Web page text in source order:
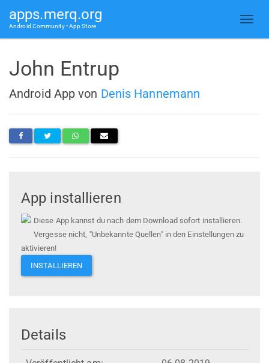
apps.merq.org
Android Community • App Store
John Entrup
Android App von Denis Hannemann
App installieren
Diese App kannst du nach dem Download sofort installieren.
Vergesse nicht, "Unbekannte Quellen" in den Einstellungen zu
aktivieren!
INSTALLIEREN
Details